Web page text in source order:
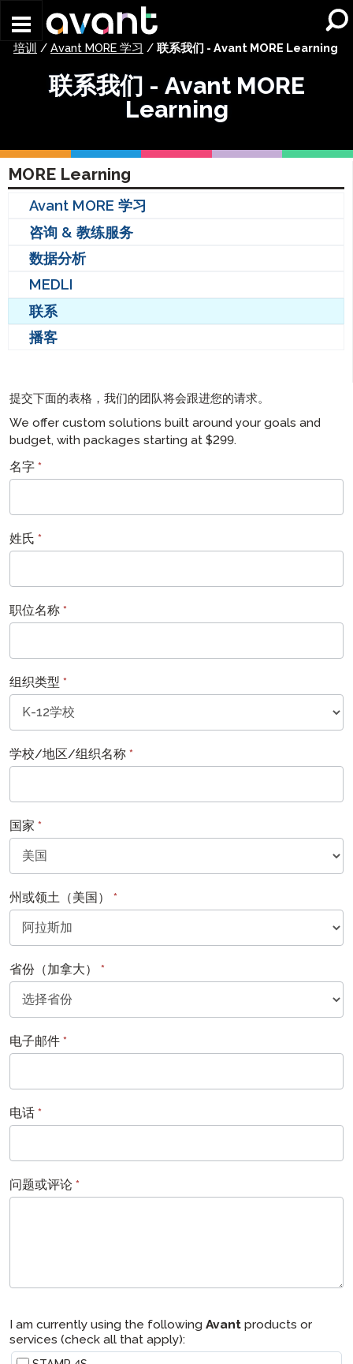
培训 / Avant MORE 学习 / 联系我们 - Avant MORE Learning
联系我们 - Avant MORE
Learning
MORE Learning
Avant MORE 学习
咨询 & 教练服务
数据分析
MEDLI
联系
播客
提交下面的表格，我们的团队将会跟进您的请求。
We offer custom solutions built around your goals and
budget, with packages starting at $299.
MORE
Learning
名字 *
姓氏 *
职位名称 *
组织类型 *
学校/地区/组织名称 *
国家 *
州或领土（美国） *
省份（加拿大） *
电子邮件 *
电话 *
问题或评论 *
I am currently using the following Avant products or
services (check all that apply):